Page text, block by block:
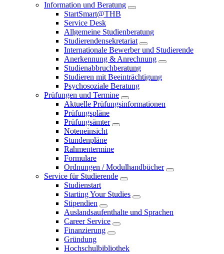
Information und Beratung
StartSmart@THB
Service Desk
Allgemeine Studienberatung
Studierendensekretariat
Internationale Bewerber und Studierende
Anerkennung & Anrechnung
Studienabbruchberatung
Studieren mit Beeinträchtigung
Psychosoziale Beratung
Prüfungen und Termine
Aktuelle Prüfungsinformationen
Prüfungspläne
Prüfungsämter
Noteneinsicht
Stundenpläne
Rahmentermine
Formulare
Ordnungen / Modulhandbücher
Service für Studierende
Studienstart
Starting Your Studies
Stipendien
Auslandsaufenthalte und Sprachen
Career Service
Finanzierung
Gründung
Hochschulbibliothek